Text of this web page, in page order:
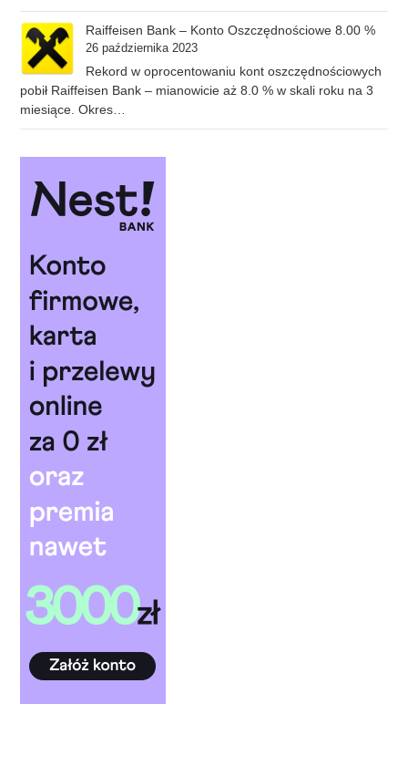
Raiffeisen Bank – Konto Oszczędnościowe 8.00 %
26 października 2023
Rekord w oprocentowaniu kont oszczędnościowych
pobił Raiffeisen Bank – mianowicie aż 8.0 % w skali roku na 3
miesiące. Okres…